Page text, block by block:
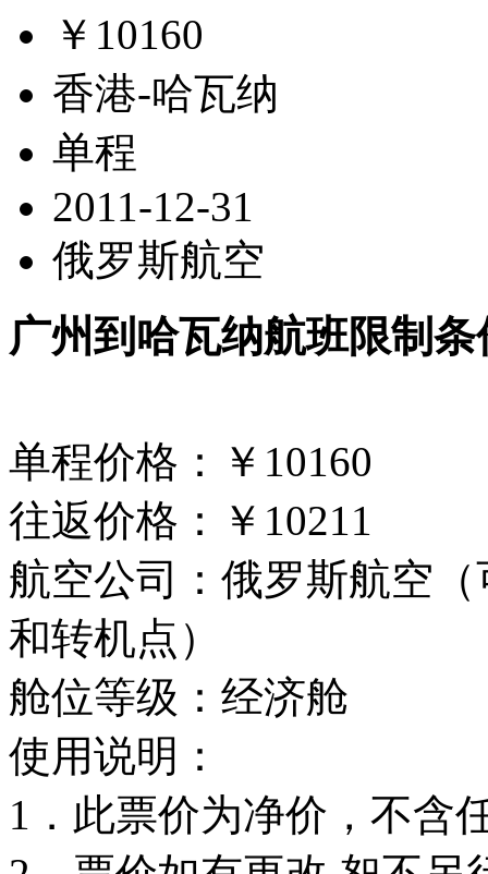
￥10160
香港-哈瓦纳
单程
2011-12-31
俄罗斯航空
广州到哈瓦纳航班限制
单程价格：￥10160
往返价格：￥10211
航空公司：俄罗斯航空
和转机点）
舱位等级：经济舱
使用说明：
1．此票价为净价，不含